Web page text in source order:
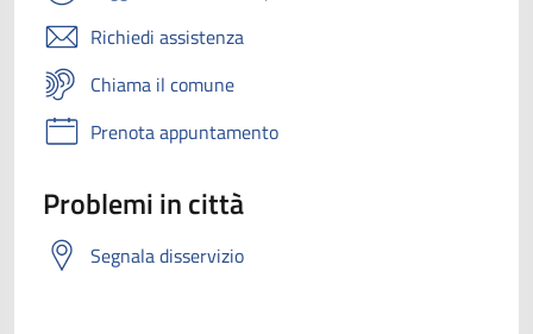
Richiedi assistenza
Chiama il comune
Prenota appuntamento
Problemi in città
Segnala disservizio